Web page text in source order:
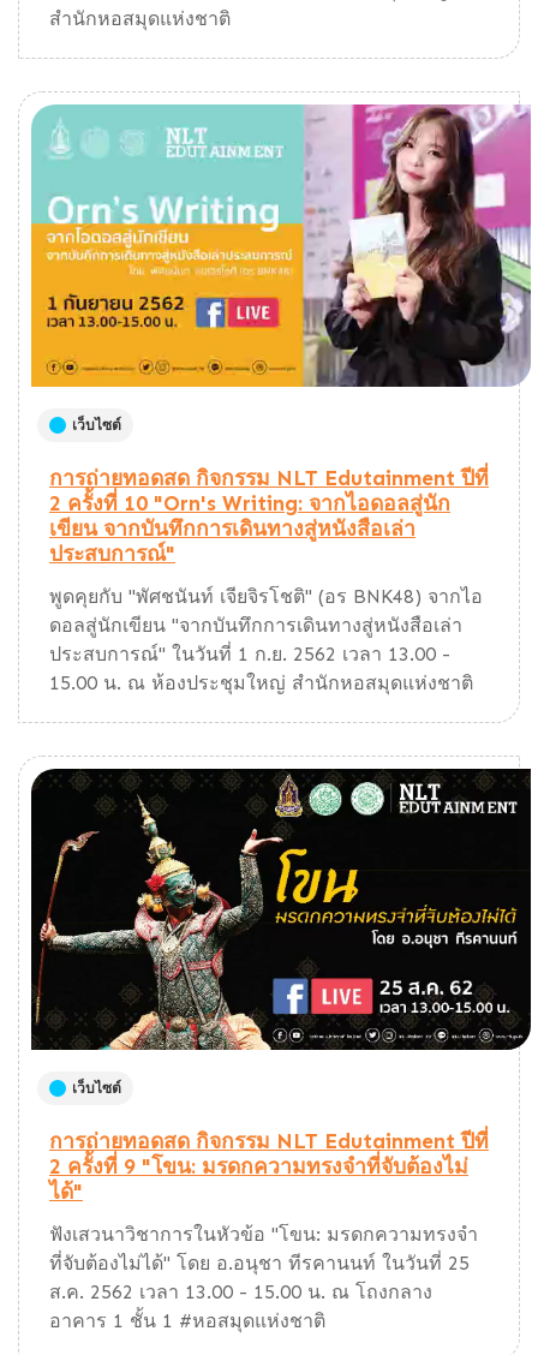
สำนักหอสมุดแห่งชาติ
เว็บไซต์
การถ่ายทอดสด กิจกรรม NLT Edutainment ปีที่
2 ครั้งที่ 10 "Orn's Writing: จากไอดอลสู่นัก
เขียน จากบันทึกการเดินทางสู่หนังสือเล่า
ประสบการณ์"
พูดคุยกับ "พัศชนันท์ เจียจิรโชติ" (อร BNK48) จากไอ
ดอลสู่นักเขียน "จากบันทึกการเดินทางสู่หนังสือเล่า
ประสบการณ์" ในวันที่ 1 ก.ย. 2562 เวลา 13.00 -
15.00 น. ณ ห้องประชุมใหญ่ สำนักหอสมุดแห่งชาติ
เว็บไซต์
การถ่ายทอดสด กิจกรรม NLT Edutainment ปีที่
2 ครั้งที่ 9 "โขน: มรดกความทรงจำที่จับต้องไม่
ได้"
ฟังเสวนาวิชาการในหัวข้อ "โขน: มรดกความทรงจำ
ที่จับต้องไม่ได้" โดย อ.อนุชา ทีรคานนท์ ในวันที่ 25
ส.ค. 2562 เวลา 13.00 - 15.00 น. ณ โถงกลาง
อาคาร 1 ชั้น 1 #หอสมุดแห่งชาติ